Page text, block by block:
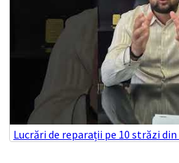
Lucrări de reparații pe 10 străzi